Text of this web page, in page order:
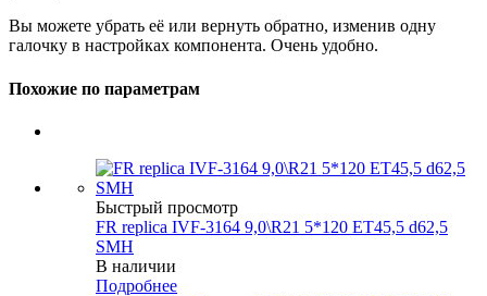
Вы можете убрать её или вернуть обратно, изменив одну
галочку в настройках компонента. Очень удобно.
Похожие по параметрам
Быстрый просмотр
FR replica IVF-3164 9,0\R21 5*120 ET45,5 d62,5
SMH
В наличии
Подробнее